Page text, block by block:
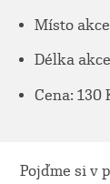
Místo
Délka
Cena: 130
Pojďme si v